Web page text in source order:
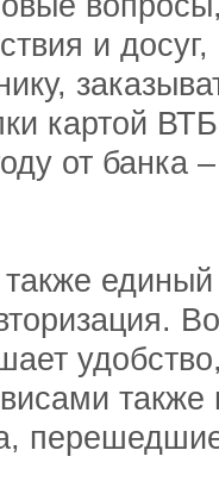
и
картой
от
также